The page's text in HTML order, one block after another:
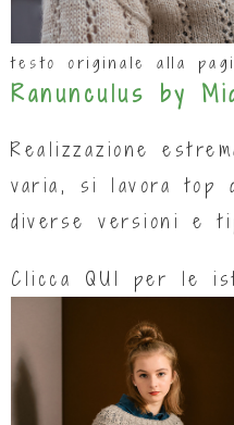
testo originale alla
Ranunculus by
Realizzazione
varia, si lavora top
diverse versioni e
Clicca QUI per le